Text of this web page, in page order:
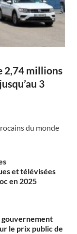
2,74 millions
3
du monde
et télévisées
en 2025
gouvernement
le prix public de